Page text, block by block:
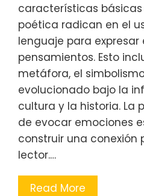
características básicas
poética radican en el
lenguaje para expresar
pensamientos. Esto
metáfora, el
evolucionado bajo la
cultura y la historia. La
de evocar emociones
construir una conexión
lector.…
Read More